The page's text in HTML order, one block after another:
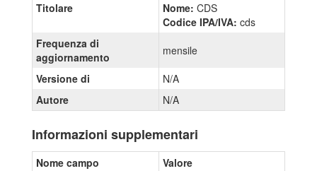
Titolare
Nome: CDS
Codice IPA/IVA: cds
Frequenza di
aggiornamento
mensile
Versione di
N/A
Autore
N/A
Informazioni supplementari
Nome campo
Valore